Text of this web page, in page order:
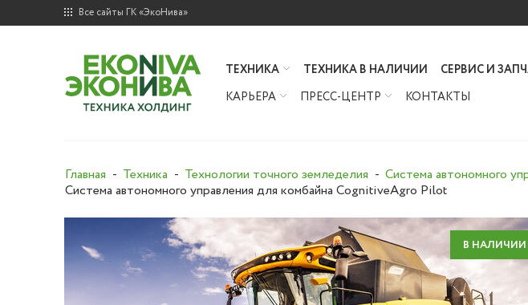
Все сайты ГК «ЭкоНива»
ТЕХНИКА ТЕХНИКА В НАЛИЧИИ СЕРВИС И
КАРЬЕРА
ПРЕСС-ЦЕНТР КОНТАКТЫ
Главная Техника Технологии точного земледелия
Система автономного
Система автономного управления для комбайна CognitiveAgro Pilot
В НАЛИЧИИ